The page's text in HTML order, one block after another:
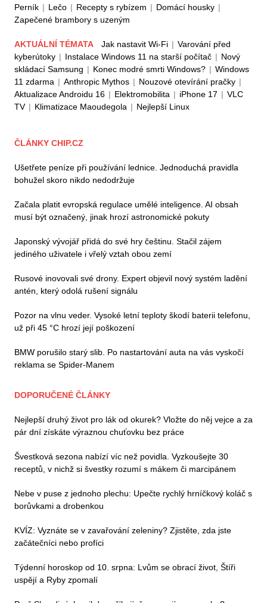
Perník | Lečo | Recepty s rybízem | Domácí housky |
Zapečené brambory s uzeným
AKTUÁLNÍ TÉMATA Jak nastavit Wi-Fi | Varování před
kyberútoky | Instalace Windows 11 na starší počítač | Nový
skládací Samsung | Konec modré smrti Windows? | Windows
11 zdarma | Anthropic Mythos | Nouzové otevírání pračky |
Aktualizace Androidu 16 | Elektromobilita | iPhone 17 | VLC
TV | Klimatizace Maoudegola | Nejlepší Linux
ČLÁNKY CHIP.CZ
Ušetřete peníze při používání lednice. Jednoduchá pravidla
bohužel skoro nikdo nedodržuje
Začala platit evropská regulace umělé inteligence. AI obsah
musí být označený, jinak hrozí astronomické pokuty
Japonský vývojář přidá do své hry češtinu. Stačil zájem
jediného uživatele i vřelý vztah obou zemí
Rusové inovovali své drony. Expert objevil nový systém ladění
antén, který odolá rušení signálu
Pozor na vlnu veder. Vysoké letní teploty škodí baterii telefonu,
už při 45 °C hrozí její poškození
BMW porušilo starý slib. Po nastartování auta na vás vyskočí
reklama se Spider-Manem
DOPORUČENÉ ČLÁNKY
Nejlepší druhý život pro lák od okurek? Vložte do něj vejce a za
pár dní získáte výraznou chuťovku bez práce
Švestková sezona nabízí víc než povidla. Vyzkoušejte 30
receptů, v nichž si švestky rozumí s mákem či marcipánem
Nebe v puse z jednoho plechu: Upečte rychlý hrníčkový koláč s
borůvkami a drobenkou
KVÍZ: Vyznáte se v zavařování zeleniny? Zjistěte, zda jste
začátečníci nebo profíci
Týdenní horoskop od 10. srpna: Lvům se obrací život, Štíři
uspějí a Ryby zpomalí